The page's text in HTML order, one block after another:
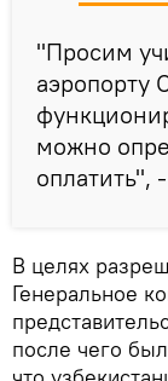
"Просим
аэропорту
можно
оплатить",
В целях
Генеральное
после чего